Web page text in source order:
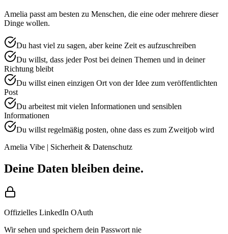
Amelia passt am besten zu Menschen, die eine oder mehrere dieser
Dinge wollen.
Du hast viel zu sagen, aber keine Zeit es aufzuschreiben
Du willst, dass jeder Post bei deinen Themen und in deiner
Richtung bleibt
Du willst einen einzigen Ort von der Idee zum veröffentlichten
Post
Du arbeitest mit vielen Informationen und sensiblen
Informationen
Du willst regelmäßig posten, ohne dass es zum Zweitjob wird
Amelia Vibe | Sicherheit & Datenschutz
Deine Daten bleiben deine.
Offizielles LinkedIn OAuth
Wir sehen und speichern dein Passwort nie